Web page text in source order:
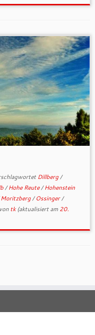
Dillberg/
/Hohe Reute/Hohenstein
Moritzberg/Ossinger/
von tk(aktualisiert am 20.